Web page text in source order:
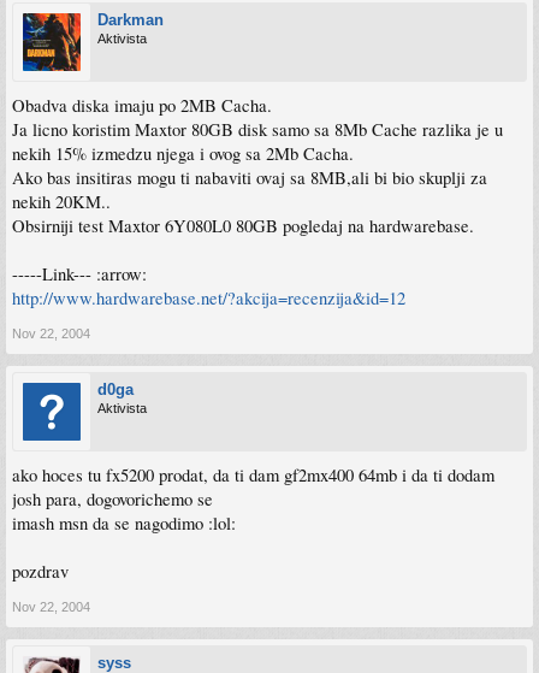
Darkman
Aktivista
Obadva diska imaju po 2MB Cacha.
Ja licno koristim Maxtor 80GB disk samo sa 8Mb Cache razlika je u
nekih 15% izmedzu njega i ovog sa 2Mb Cacha.
Ako bas insitiras mogu ti nabaviti ovaj sa 8MB,ali bi bio skuplji za
nekih 20KM..
Obsirniji test Maxtor 6Y080L0 80GB pogledaj na hardwarebase.
-----Link--- :arrow:
http://www.hardwarebase.net/?akcija=recenzija&id=12
Nov 22, 2004
d0ga
Aktivista
ako hoces tu fx5200 prodat, da ti dam gf2mx400 64mb i da ti dodam
josh para, dogovorichemo se
imash msn da se nagodimo :lol:
pozdrav
Nov 22, 2004
syss